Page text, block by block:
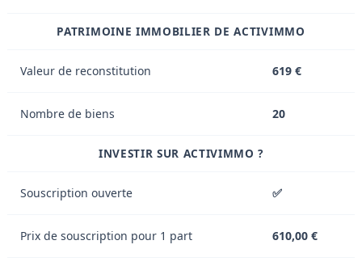
PATRIMOINE IMMOBILIER DE ACTIVIMMO
Valeur de reconstitution 619 €
Nombre de biens 20
INVESTIR SUR ACTIVIMMO ?
Souscription ouverte ✅
Prix de souscription pour 1 part 610,00 €